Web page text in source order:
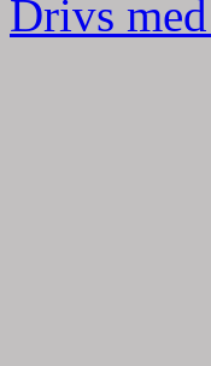
Drivs